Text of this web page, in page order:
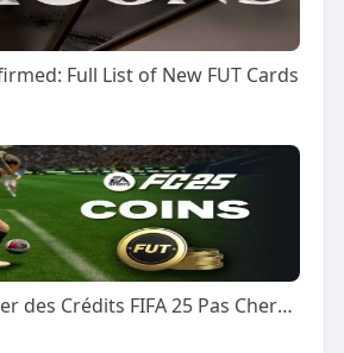
Full List of New FUT Cards
Comment Acheter des Crédits FIFA 25 Pas Chers et Profiter des Offres Immédiates